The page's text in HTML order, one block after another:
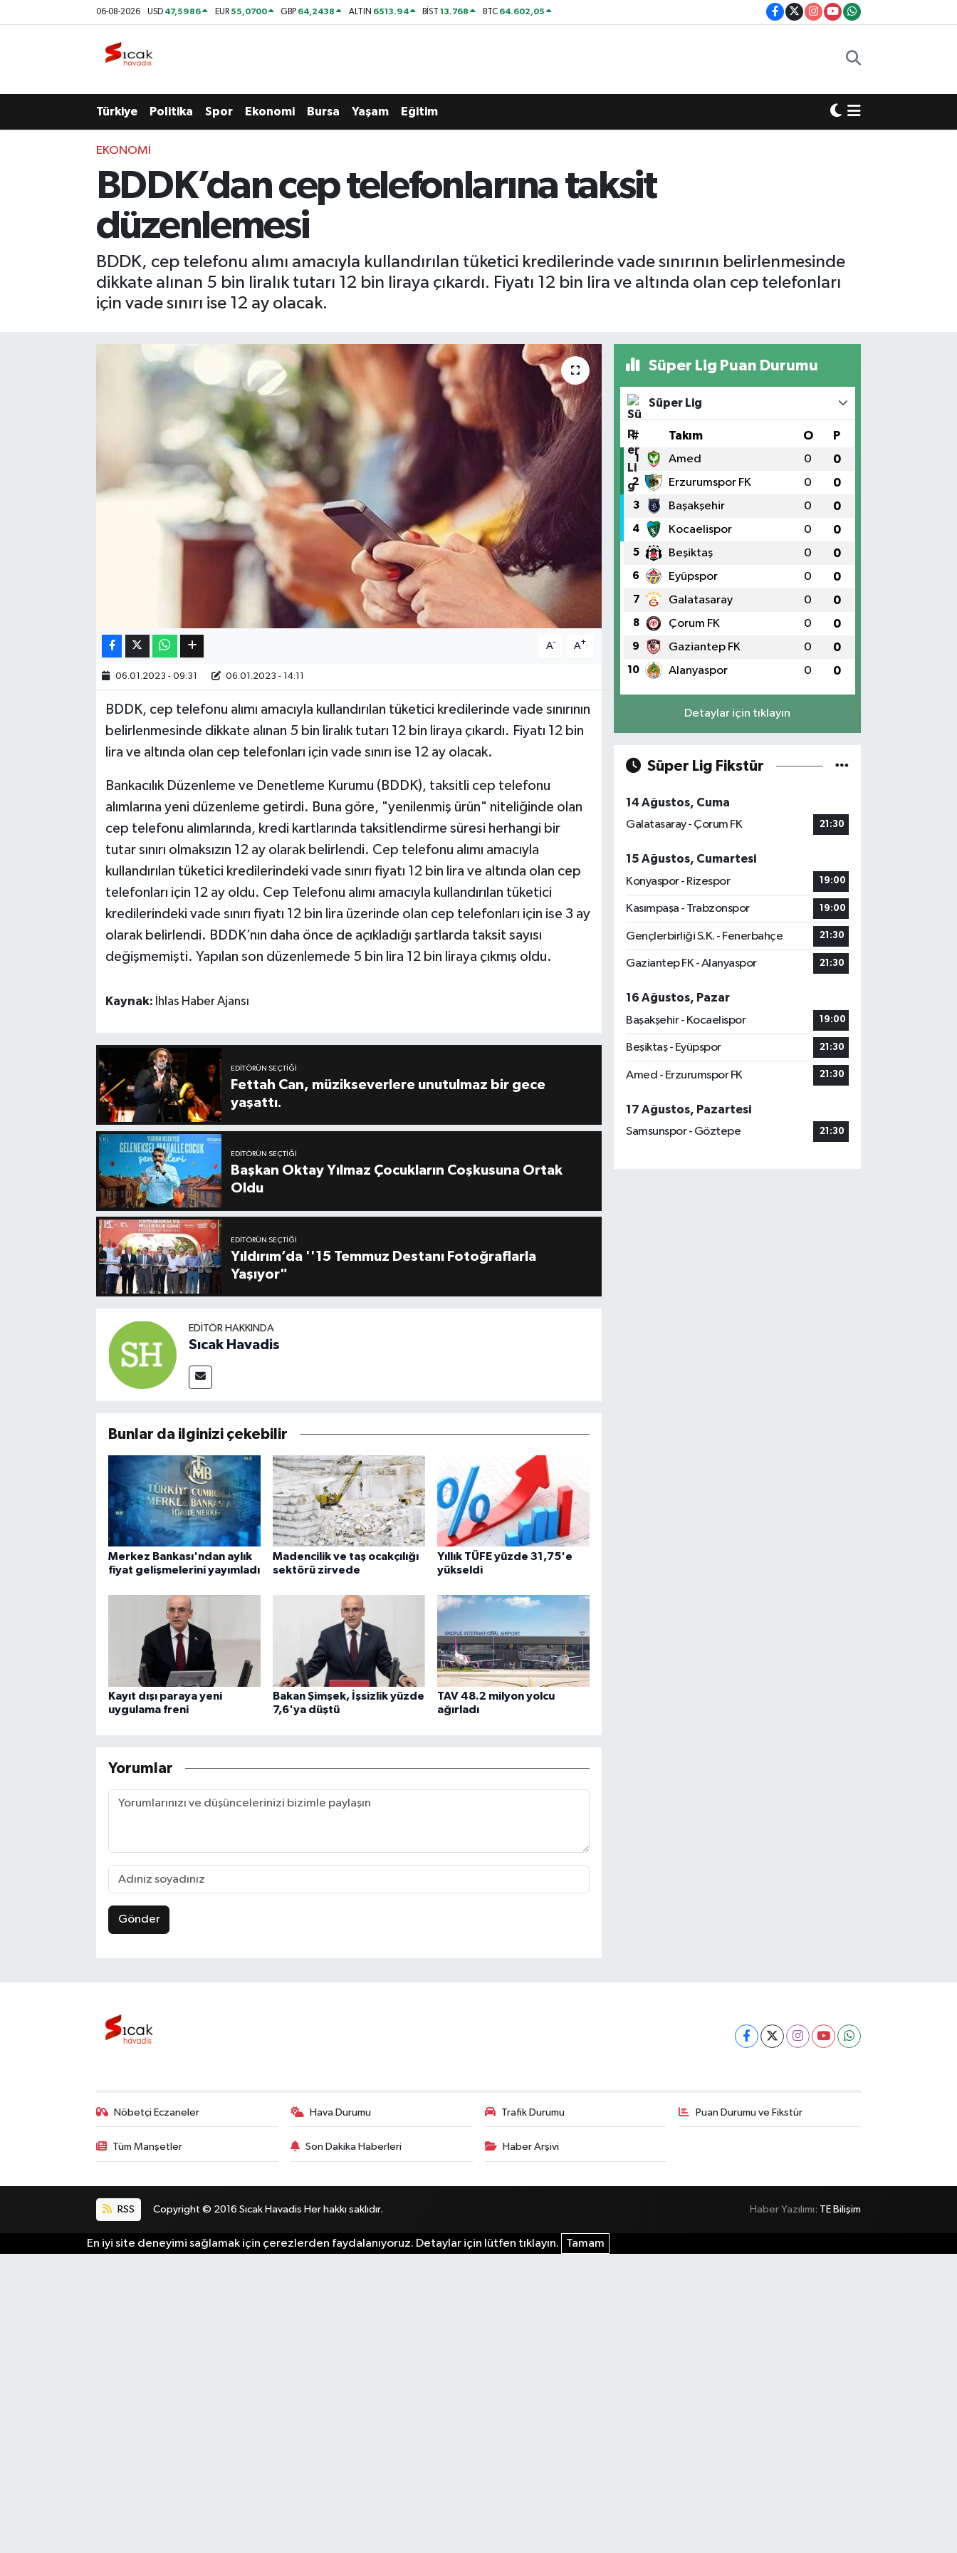
06-08-2026 USD 47,5986 EUR55,0700 GBP 64,2438 ALTIN 6513.94 BİST13.768 BTC 64.602,05
Türkiye Politika Spor Ekonomi Bursa Yaşam Eğitim
EKONOMI
BDDK’dan cep telefonlarına taksit
düzenlemesi
BDDK, cep telefonu alımı amacıyla kullandırılan tüketici kredilerinde vade sınırının belirlenmesinde
dikkate alınan 5 bin liralık tutarı 12 bin liraya çıkardı. Fiyatı 12 bin lira ve altında olan cep telefonları
için vade sınırı ise 12 ay olacak.
A- A+
06.01.2023 - 09:31 06.01.2023 - 14:11
BDDK, cep telefonu alımı amacıyla kullandırılan tüketici kredilerinde vade sınırının
belirlenmesinde dikkate alınan 5 bin liralık tutarı 12 bin liraya çıkardı. Fiyatı 12 bin
lira ve altında olan cep telefonları için vade sınırı ise 12 ay olacak.
Bankacılık Düzenleme ve Denetleme Kurumu (BDDK), taksitli cep telefonu
alımlarına yeni düzenleme getirdi. Buna göre, "yenilenmiş ürün" niteliğinde olan
cep telefonu alımlarında, kredi kartlarında taksitlendirme süresi herhangi bir
tutar sınırı olmaksızın 12 ay olarak belirlendi. Cep telefonu alımı amacıyla
kullandırılan tüketici kredilerindeki vade sınırı fiyatı 12 bin lira ve altında olan cep
telefonları için 12 ay oldu. Cep Telefonu alımı amacıyla kullandırılan tüketici
kredilerindeki vade sınırı fiyatı 12 bin lira üzerinde olan cep telefonları için ise 3 ay
olarak belirlendi. BDDK’nın daha önce de açıkladığı şartlarda taksit sayısı
değişmemişti. Yapılan son düzenlemede 5 bin lira 12 bin liraya çıkmış oldu.
Kaynak: İhlas Haber Ajansı
EDITÖRÜN SEÇTIĞI
Fettah Can, müzikseverlere unutulmaz bir gece
yaşattı.
EDITÖRÜN SEÇTIĞI
Başkan Oktay Yılmaz Çocukların Coşkusuna Ortak
Oldu
EDITÖRÜN SEÇTIĞI
Yıldırım’da ''15 Temmuz Destanı Fotoğraflarla
Yaşıyor"
EDITÖR HAKKINDA
Sıcak Havadis
Bunlar da ilginizi çekebilir
Merkez Bankası'ndan aylık
fiyat gelişmelerini yayımladı
Madencilik ve taş ocakçılığı
sektörü zirvede
Yıllık TÜFE yüzde 31,75'e
yükseldi
Kayıt dışı paraya yeni
uygulama freni
Bakan Şimşek, İşsizlik yüzde
7,6'ya düştü
TAV 48.2 milyon yolcu
ağırladı
Yorumlar
Gönder
Süper Lig Puan Durumu
Süper Lig
# Takım O P
1 Amed 0 0
2 Erzurumspor FK 0 0
3 Başakşehir 0 0
4 Kocaelispor 0 0
5 Beşiktaş 0 0
6 Eyüpspor 0 0
7 Galatasaray 0 0
8 Çorum FK 0 0
9 Gaziantep FK 0 0
10 Alanyaspor 0 0
Detaylar için tıklayın
Süper Lig Fikstür
14 Ağustos, Cuma
Galatasaray - Çorum FK
21:30
15 Ağustos, Cumartesi
Konyaspor - Rizespor
19:00
Kasımpaşa - Trabzonspor 19:00
Gençlerbirliği S.K. - Fenerbahçe 21:30
Gaziantep FK - Alanyaspor 21:30
16 Ağustos, Pazar
Başakşehir - Kocaelispor
19:00
Beşiktaş - Eyüpspor 21:30
Amed - Erzurumspor FK 21:30
17 Ağustos, Pazartesi
Samsunspor - Göztepe
21:30
Nöbetçi Eczaneler Hava Durumu Trafik Durumu Puan Durumu ve Fikstür
Tüm Manşetler Son Dakika Haberleri Haber Arşivi
RSS Copyright © 2016 Sıcak Havadis Her hakkı saklıdır. Haber Yazılımı: TE Bilişim
En iyi site deneyimi sağlamak için çerezlerden faydalanıyoruz. Detaylar için lütfen tıklayın. Tamam
Bilim, Teknoloji
Nöbetçi Eczaneler
Tüm Manşetler
Son Dakika Haberleri